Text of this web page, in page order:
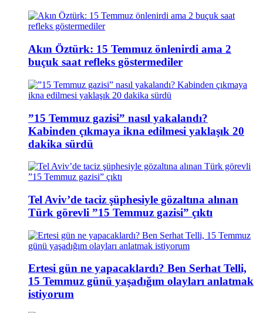
Akın Öztürk: 15 Temmuz önlenirdi ama 2
buçuk saat refleks göstermediler
”15 Temmuz gazisi” nasıl yakalandı?
Kabinden çıkmaya ikna edilmesi yaklaşık 20
dakika sürdü
Tel Aviv’de taciz şüphesiyle gözaltına alınan
Türk görevli ”15 Temmuz gazisi” çıktı
Ertesi gün ne yapacaklardı? Ben Serhat Telli,
15 Temmuz günü yaşadığım olayları anlatmak
istiyorum